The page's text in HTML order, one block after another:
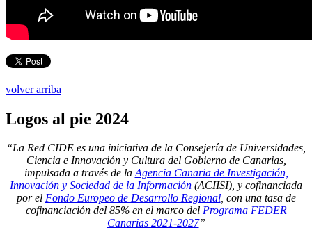
volver arriba
Logos al pie 2024
“La Red CIDE es una iniciativa de la Consejería de Universidades,
Ciencia e Innovación y Cultura del Gobierno de Canarias,
impulsada a través de laAgencia Canaria de Investigación,
Innovación y Sociedad de la Información (ACIISI), y cofinanciada
por el Fondo Europeo de Desarrollo Regional, con una tasa de
cofinanciación del 85% en el marco del Programa FEDER
Canarias 2021-2027”